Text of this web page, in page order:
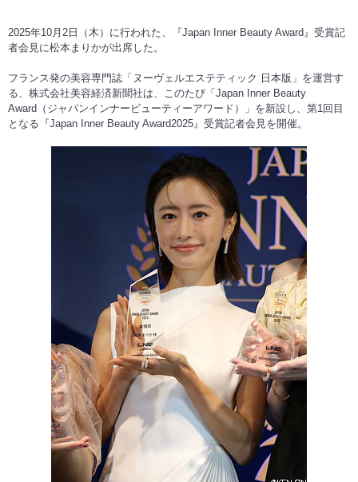
2025年10月2日（木）に行われた、『Japan Inner Beauty Award』受賞記
者会見に松本まりかが出席した。
フランス発の美容専門誌「ヌーヴェルエステティック 日本版」を運営す
る、株式会社美容経済新聞社は、このたび「Japan Inner Beauty
Award（ジャパンインナービューティーアワード）」を新設し、第1回目
となる『Japan Inner Beauty Award2025』受賞記者会見を開催。